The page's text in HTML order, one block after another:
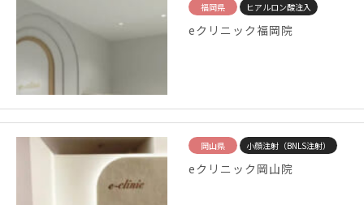
福岡県 ヒアルロン酸注入
eクリニック福岡院
岡山県 小顔注射（BNLS注射）
eクリニック岡山院